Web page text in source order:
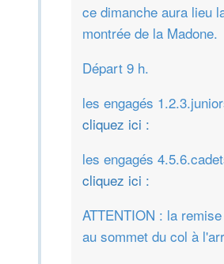
ce dimanche aura lieu
montrée de la Madone.
Départ 9 h.
les engagés
cliquez ici :
les engagés
cliquez ici :
ATTENTION : la
au sommet du col à